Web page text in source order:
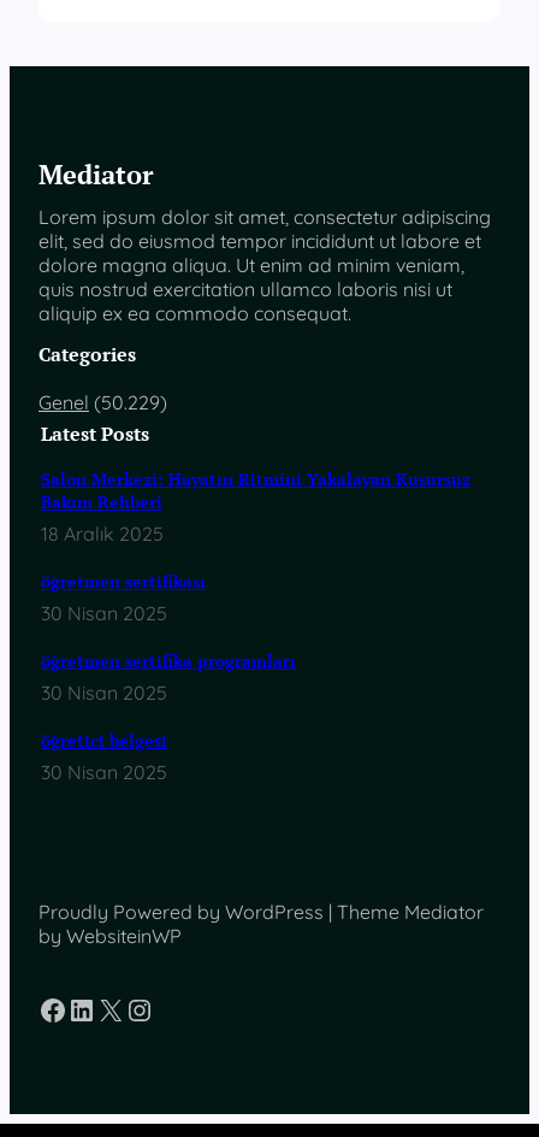
Mediator
Lorem ipsum dolor sit amet, consectetur adipiscing
elit, sed do eiusmod tempor incididunt ut labore et
dolore magna aliqua. Ut enim ad minim veniam,
quis nostrud exercitation ullamco laboris nisi ut
aliquip ex ea commodo consequat.
Categories
Genel (50.229)
Latest Posts
Salon Merkezi: Hayatın Ritmini Yakalayan Kusursuz
Bakım Rehberi
18 Aralık 2025
öğretmen sertifikası
30 Nisan 2025
öğretmen sertifika programları
30 Nisan 2025
öğretici belgesi
30 Nisan 2025
Proudly Powered by WordPress | Theme Mediator
by WebsiteinWP
Facebook
LinkedIn
X Instagram